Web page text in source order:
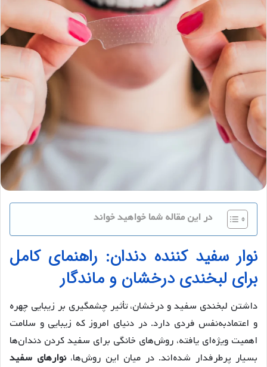
در این مقاله شما خواهید خواند
نوار سفید کننده دندان: راهنمای کامل
برای لبخندی درخشان و ماندگار
داشتن لبخندی سفید و درخشان، تأثیر چشمگیری بر زیبایی چهره
و اعتمادبه‌نفس فردی دارد. در دنیای امروز که زیبایی و سلامت
اهمیت ویژه‌ای یافته، روش‌های خانگی برای سفید کردن دندان‌ها
بسیار پرطرفدار شده‌اند. در میان این روش‌ها،نوارهای سفید